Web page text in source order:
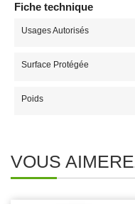
Fiche technique
Usages Autorisés
Surface Protégée
Poids
VOUS